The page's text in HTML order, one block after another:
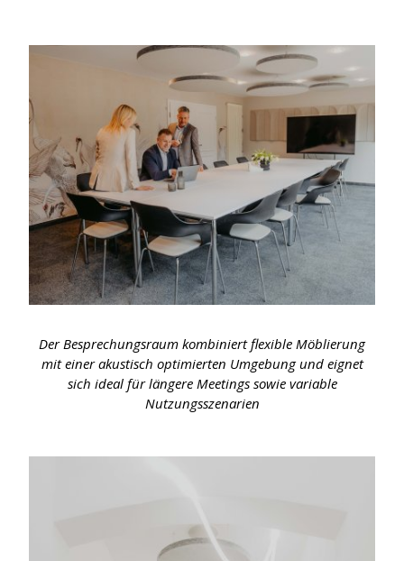
Der Besprechungsraum kombiniert flexible Möblierung
mit einer akustisch optimierten Umgebung und eignet
sich ideal für längere Meetings sowie variable
Nutzungsszenarien